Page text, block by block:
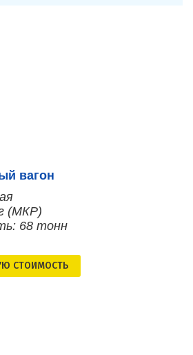
вагон
(МКР)
68 тонн
СТОИМОСТЬ